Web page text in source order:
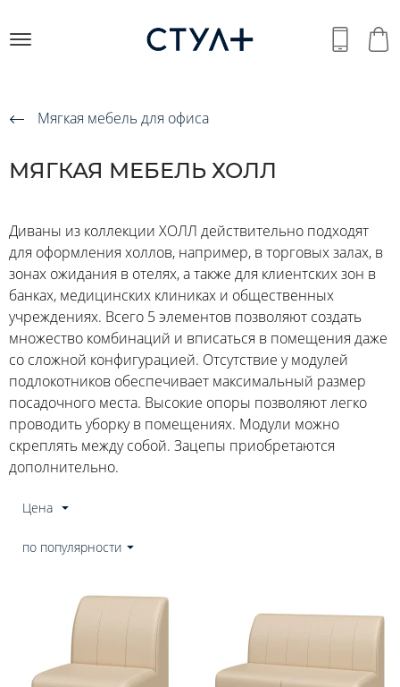
Мягкая мебель для офиса
МЯГКАЯ МЕБЕЛЬ ХОЛЛ
Диваны из коллекции ХОЛЛ действительно подходят
для оформления холлов, например, в торговых залах, в
зонах ожидания в отелях, а также для клиентских зон в
банках, медицинских клиниках и общественных
учреждениях. Всего 5 элементов позволяют создать
множество комбинаций и вписаться в помещения даже
со сложной конфигурацией. Отсутствие у модулей
подлокотников обеспечивает максимальный размер
посадочного места. Высокие опоры позволяют легко
проводить уборку в помещениях. Модули можно
скреплять между собой. Зацепы приобретаются
дополнительно.
Цена
по популярности